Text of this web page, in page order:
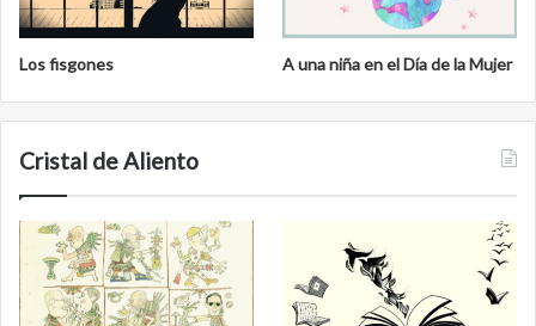
Los fisgones A una niña en el Día de la Mujer
Cristal de Aliento